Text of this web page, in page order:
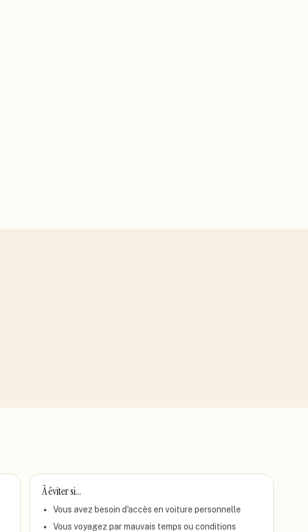
À éviter si…
Vous avez besoin d'accès en voiture personnelle
Vous voyagez par mauvais temps ou conditions